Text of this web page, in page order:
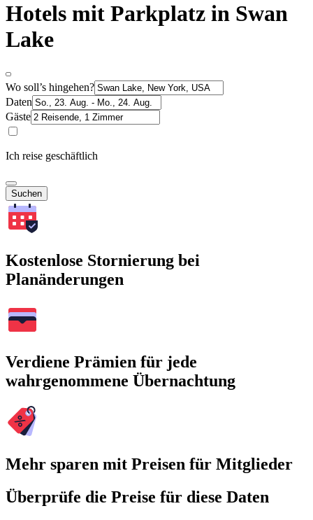
Hotels mit Parkplatz in Swan
Lake
Wo soll’s hingehen?
Daten
Gäste
Ich reise geschäftlich
Suchen
Kostenlose Stornierung bei
Planänderungen
Verdiene Prämien für jede
wahrgenommene Übernachtung
Mehr sparen mit Preisen für Mitglieder
Überprüfe die Preise für diese Daten